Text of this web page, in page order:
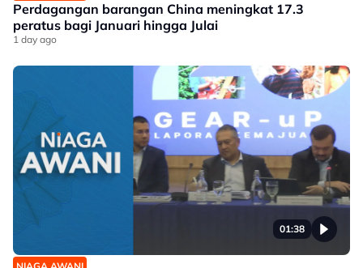
Perdagangan barangan China meningkat 17.3
peratus bagi Januari hingga Julai
1 day ago
01:38